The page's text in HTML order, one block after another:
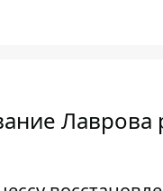
Лаврова